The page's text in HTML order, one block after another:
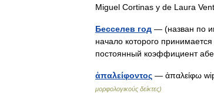
Miguel Cortinas y de Laura
Бесселев год — (назван по
начало которого
постоянный коэффициент
ἀπαλείφοντος — ἀπαλείφω
μορφολογικούς δείκτες)